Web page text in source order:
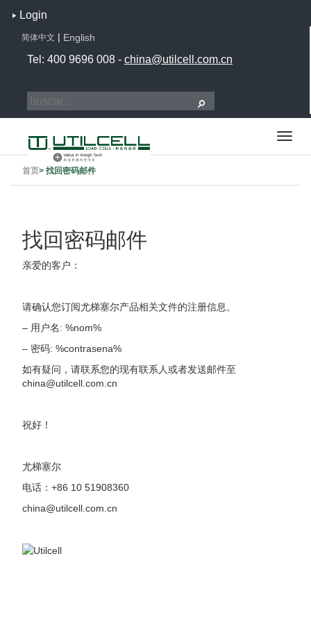
Login
简体中文 | English
Tel: 400 9696 008 - china@utilcell.com.cn
首页> 找回密码邮件
找回密码邮件
亲爱的客户：
请确认您订阅尤梯塞尔产品相关文件的注册信息。
– 用户名: %nom%
– 密码: %contrasena%
如有疑问，请联系您的现有联系人或者发送邮件至
china@utilcell.com.cn
祝好！
尤梯塞尔
电话：+86 10 51908360
china@utilcell.com.cn